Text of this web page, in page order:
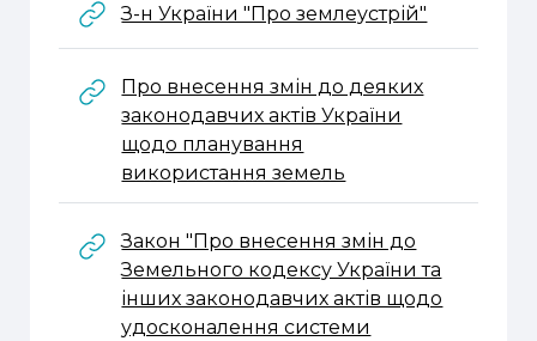
З-н України "Про землеустрій"
Про внесення змін до деяких
законодавчих актів України
щодо планування
використання земель
Закон "Про внесення змін до
Земельного кодексу України та
інших законодавчих актів щодо
удосконалення системи